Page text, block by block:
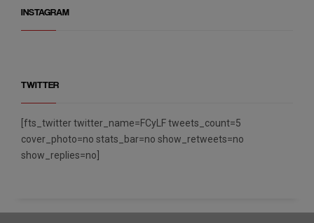
INSTAGRAM
TWITTER
[fts_twitter twitter_name=FCyLF tweets_count=5
cover_photo=no stats_bar=no show_retweets=no
show_replies=no]